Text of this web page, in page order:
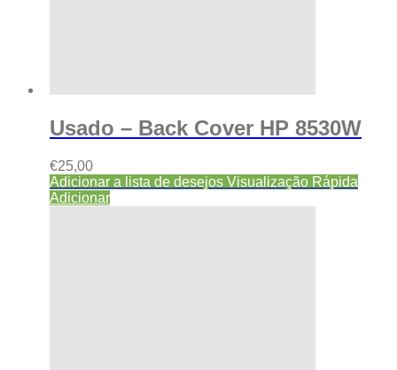
Usado – Back Cover HP 8530W
€25,00
Adicionar a lista de desejos Visualização Rápida
Adicionar